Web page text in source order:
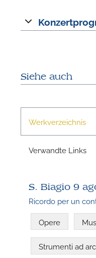
Siehe auch
Werkverzeichnis
Verwandte Links
S. Biagio 9
Ricordo per un
Opere
Strumenti ad